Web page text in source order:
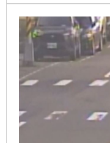
泰迪農園咖哩、
270元起就能享受滿